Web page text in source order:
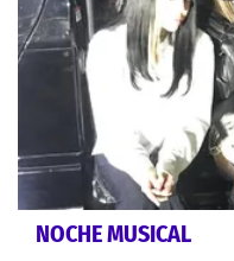
NOCHE MUSICAL